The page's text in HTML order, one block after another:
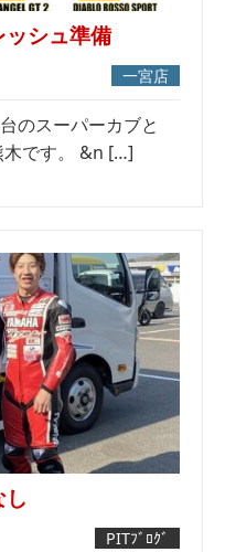
シュ準備
一宮店
のスーパーカブと
木です。 &n […]
PITﾌﾞﾛｸﾞ